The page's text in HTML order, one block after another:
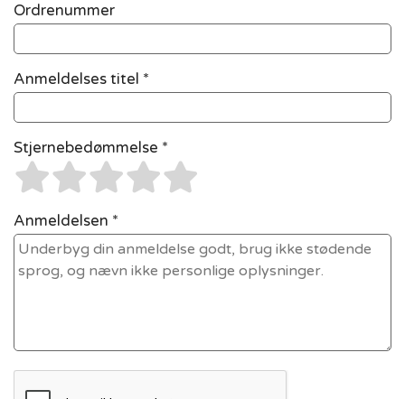
Ordrenummer
Anmeldelses titel *
Stjernebedømmelse *
Anmeldelsen *